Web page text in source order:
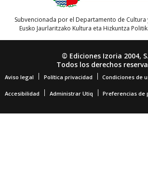
Subvencionada por el Departamento de Cultura
Eusko Jaurlaritzako Kultura eta Hizkuntza
© Ediciones Izoria 2004,
Todos los derechos
Aviso legal Política privacidad Condiciones de
Accesibilidad Administrar Utiq Preferencias de